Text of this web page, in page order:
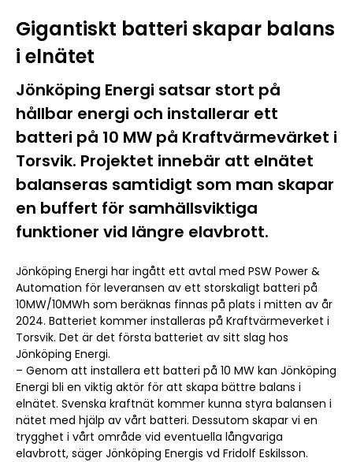
Gigantiskt batteri skapar balans
i elnätet
Jönköping Energi satsar stort på
hållbar energi och installerar ett
batteri på 10 MW på Kraftvärmevärket i
Torsvik. Projektet innebär att elnätet
balanseras samtidigt som man skapar
en buffert för samhällsviktiga
funktioner vid längre elavbrott.
Jönköping Energi har ingått ett avtal med PSW Power &
Automation för leveransen av ett storskaligt batteri på
10MW/10MWh som beräknas finnas på plats i mitten av år
2024. Batteriet kommer installeras på Kraftvärmeverket i
Torsvik. Det är det första batteriet av sitt slag hos
Jönköping Energi.
– Genom att installera ett batteri på 10 MW kan Jönköping
Energi bli en viktig aktör för att skapa bättre balans i
elnätet. Svenska kraftnät kommer kunna styra balansen i
nätet med hjälp av vårt batteri. Dessutom skapar vi en
trygghet i vårt område vid eventuella långvariga
elavbrott, säger Jönköping Energis vd Fridolf Eskilsson.